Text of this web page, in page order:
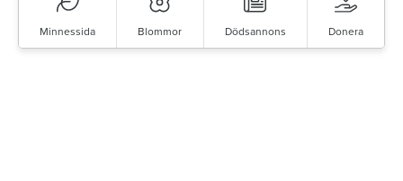
Minnessida Blommor Dödsannons Donera